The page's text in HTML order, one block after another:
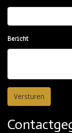
Bericht
Versturen